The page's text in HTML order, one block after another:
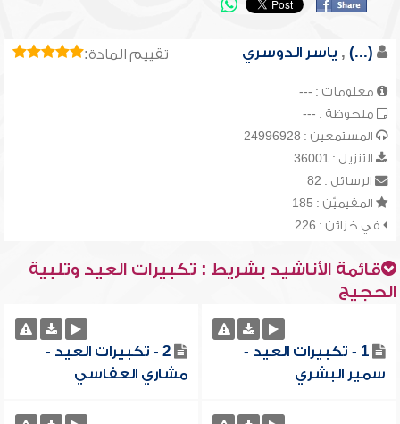
تقييم المادة: (...)
, ياسر الدوسري
معلومات : ---
ملحوظة : ---
المستمعين : 24996928
التنزيل : 36001
الرسائل : 82
المقيميّن : 185
في خزائن : 226
قائمة الأناشيد بشريط : تكبيرات العيد وتلبية
الحجيج
1 - تكبيرات العيد -
سمير البشري
2 - تكبيرات العيد -
مشاري العفاسي